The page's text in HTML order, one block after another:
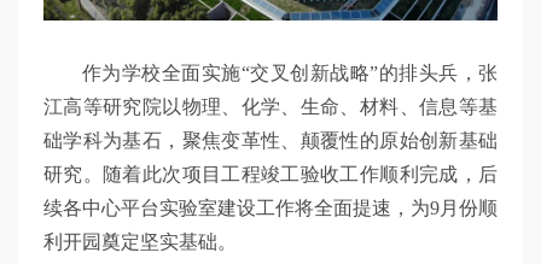
作为学校全面实施“交叉创新战略”的排头兵，张
江高等研究院以物理、化学、生命、材料、信息等基
础学科为基石，聚焦变革性、颠覆性的原始创新基础
研究。随着此次项目工程竣工验收工作顺利完成，后
续各中心平台实验室建设工作将全面提速，为9月份顺
利开园奠定坚实基础。